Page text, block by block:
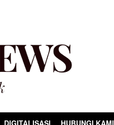
DIGITALISASI HUBUNGI KAMI